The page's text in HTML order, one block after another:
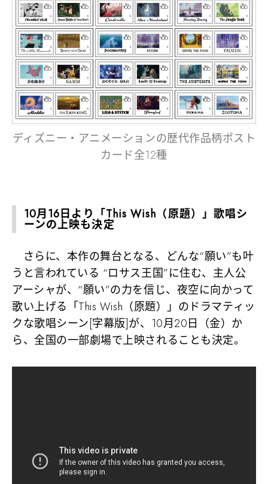
ディズニー・アニメーションの歴代作品柄ポスト
カード全12種
10月16日より「This Wish（原題）」歌唱シ
ーンの上映も決定
さらに、本作の舞台となる、どんな“願い”も叶
うと言われている “ロサス王国”に住む、主人公
アーシャが、“願い”の力を信じ、夜空に向かって
歌い上げる「This Wish（原題）」のドラマティッ
クな歌唱シーン[字幕版]が、10月20日（金）か
ら、全国の一部劇場で上映されることも決定。